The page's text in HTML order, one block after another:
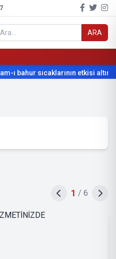
ARA
ı bahur sıcaklarının etkisi
1 / 6